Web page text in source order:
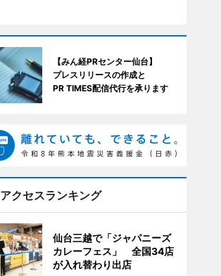
【みん経PRセンター仙台】
プレスリリースの作成と
PR TIMES配信代行を承ります
アクセスランキング
仙台三越で「ジャパニーズ
カレーフェス」 全国34店
が入れ替わり出店